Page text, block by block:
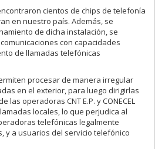
cientos de chips de telefonía
en nuestro país. Además, se
de dicha instalación, se
con capacidades
de llamadas telefónicas
procesar de manera irregular
en el exterior, para luego dirigirlas
las operadoras CNT E.P. y CONECEL
locales, lo que perjudica al
telefónicas legalmente
y a usuarios del servicio telefónico